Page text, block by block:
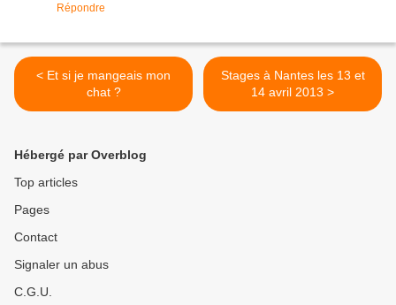
Répondre
< Et si je mangeais mon
chat ?
Stages à Nantes les 13 et
14 avril 2013 >
Hébergé par Overblog
Top articles
Pages
Contact
Signaler un abus
C.G.U.